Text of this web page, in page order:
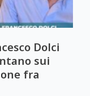
Dolci
sui
fra